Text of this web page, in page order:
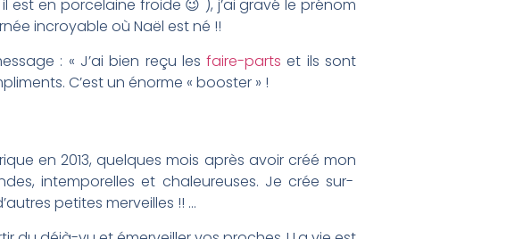
est en porcelaine froide 😉 ), j’ai gravé le prénom
incroyable où Naël est né !!
: « J’ai bien reçu lesfaire-parts et ils sont
C’est un énorme « booster » !
en 2013, quelques mois après avoir créé mon
intemporelles et chaleureuses. Je crée sur-
petites merveilles !! …